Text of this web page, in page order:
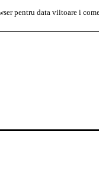
pentru data viitoare i